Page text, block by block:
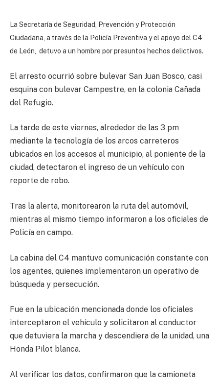
La Secretaría de Seguridad, Prevención y Protección
Ciudadana, a través de la Policía Preventiva y el apoyo del C4
de León, detuvo a un hombre por presuntos hechos delictivos.
El arresto ocurrió sobre bulevar San Juan Bosco, casi
esquina con bulevar Campestre, en la colonia Cañada
del Refugio.
La tarde de este viernes, alrededor de las 3 pm
mediante la tecnología de los arcos carreteros
ubicados en los accesos al municipio, al poniente de la
ciudad, detectaron el ingreso de un vehículo con
reporte de robo.
Tras la alerta, monitorearon la ruta del automóvil,
mientras al mismo tiempo informaron a los oficiales de
Policía en campo.
La cabina del C4 mantuvo comunicación constante con
los agentes, quienes implementaron un operativo de
búsqueda y persecución.
Fue en la ubicación mencionada donde los oficiales
interceptaron el vehículo y solicitaron al conductor
que detuviera la marcha y descendiera de la unidad, una
Honda Pilot blanca.
Al verificar los datos, confirmaron que la camioneta